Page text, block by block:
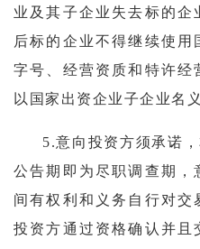
业及其子企业失去标的
后标的企业不得继续使
字号、经营资质和特许经
以国家出资企业子企业名
5.意向投资方须承诺
公告期即为尽职调查期，
间有权利和义务自行对交
投资方通过资格确认并且